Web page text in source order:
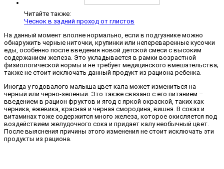
Читайте также:
Чеснок в задний проход от глистов
На данный момент вполне нормально, если в подгузнике можно
обнаружить черные ниточки, крупинки или непереваренные кусочки
еды, особенно после введения новой детской смеси с высоким
содержанием железа. Это укладывается в рамки возрастной
физиологической нормы и не требует медицинского вмешательства;
также не стоит исключать данный продукт из рациона ребенка.
Иногда у годовалого малыша цвет кала может измениться на
черный или черно-зеленый. Это также связано с его питанием –
введением в рацион фруктов и ягод с яркой окраской, таких как
черника, ежевика, красная и черная смородина, вишня. В соках и
витаминах тоже содержится много железа, которое окисляется под
воздействием желудочного сока и придает калу необычный цвет.
После выяснения причины этого изменения не стоит исключать эти
продукты из рациона.